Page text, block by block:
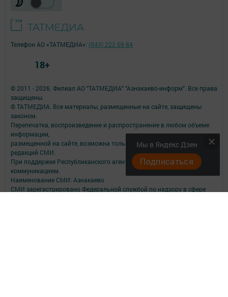
Мы в Яндекс Дзен
Подписаться
© 2011 - 2026. Филиал АО "ТАТМЕДИА" "Азнакаево-информ". Все права
защищены.
© ТАТМЕДИА. Все материалы, размещенные на сайте, защищены
законом.
Перепечатка, воспроизведение и распространение в любом объеме
информации,
размещенной на сайте, возможна только с письменного согласия
редакций СМИ.
При поддержке Республиканского агентства по печати и массовым
коммуникациям.
Наименование СМИ: Азнакаево
СМИ зарегистрировано Федеральной службой по надзору в сфере
Телефон АО «ТАТМЕДИА»: (843) 222 09 84
18+